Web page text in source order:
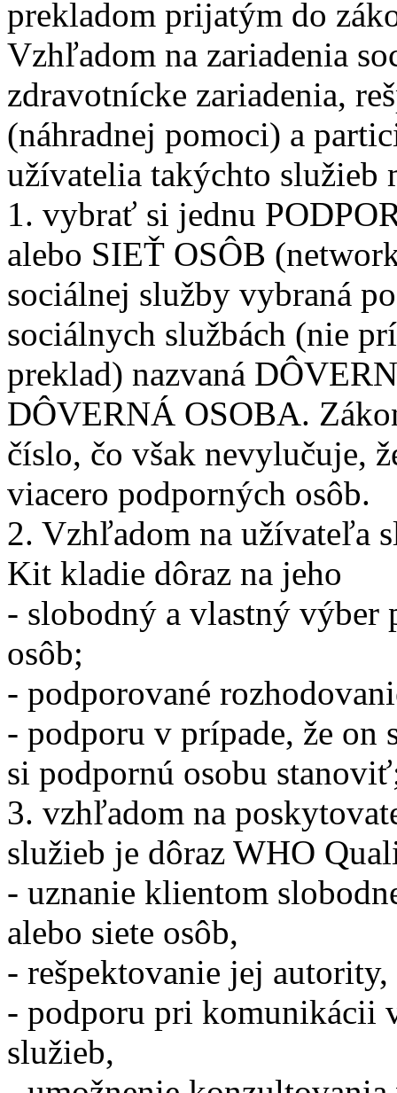
prekladom prijatým do
Vzhľadom na zariadenia
zdravotnícke zariadenia,
(náhradnej pomoci) a
užívatelia takýchto služieb
1. vybrať si jednu
alebo SIEŤ OSÔB
sociálnej služby vybraná
sociálnych službách (nie
preklad) nazvaná
DÔVERNÁ OSOBA.
číslo, čo však nevylučuje,
viacero podporných osôb.
2. Vzhľadom na užívateľa
Kit kladie dôraz na jeho
- slobodný a vlastný výber
osôb;
- podporované
- podporu v prípade, že on
si podpornú osobu
3. vzhľadom na
služieb je dôraz WHO
- uznanie klientom
alebo siete osôb,
- rešpektovanie jej autority,
- podporu pri komunikácii
služieb,